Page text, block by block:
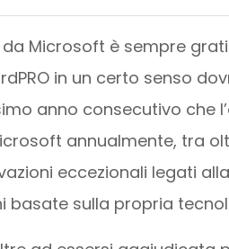
Microsoft è sempre
in un certo senso
anno consecutivo che
annualmente, tra
eccezionali legati
basate sulla propria